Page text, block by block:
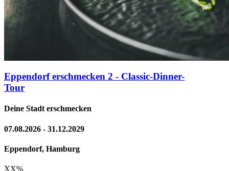
Eppendorf erschmecken 2 - Classic-Dinner-
Tour
Deine Stadt erschmecken
07.08.2026 - 31.12.2029
Eppendorf, Hamburg
XX%